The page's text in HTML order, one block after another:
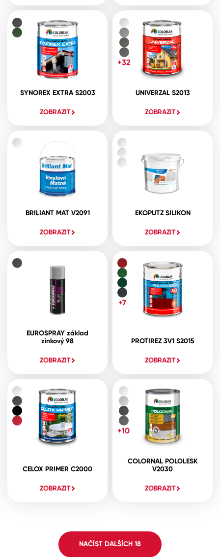
SYNOREX EXTRA S2003
ZOBRAZIT
UNIVERZAL S2013
ZOBRAZIT
+32
BRILIANT MAT V2091
ZOBRAZIT
EKOPUTZ SILIKON
ZOBRAZIT
EUROSPRAY základ
zinkový 98
ZOBRAZIT
PROTIREZ 3V1 S2015
ZOBRAZIT
+7
CELOX PRIMER C2000
ZOBRAZIT
COLORNAL POLOLESK
V2030
ZOBRAZIT
+10
NAČÍST DALŠÍCH 18